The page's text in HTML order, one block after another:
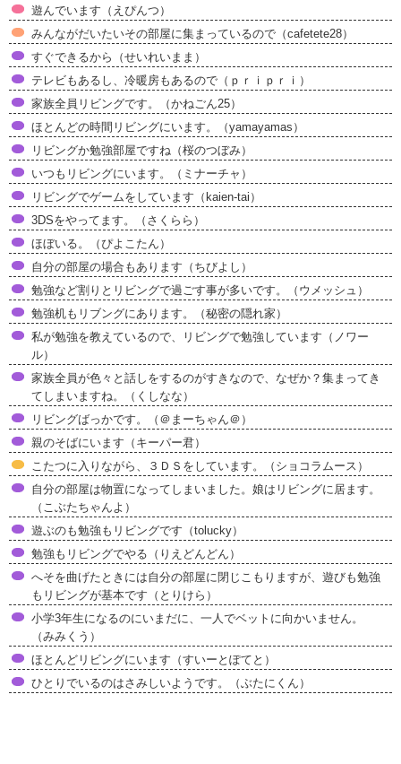
遊んでいます（えぴんつ）
みんながだいたいその部屋に集まっているので（cafetete28）
すぐできるから（せいれいまま）
テレビもあるし、冷暖房もあるので（ｐｒｉｐｒｉ）
家族全員リビングです。（かねごん25）
ほとんどの時間リビングにいます。（yamayamas）
リビングか勉強部屋ですね（桜のつぼみ）
いつもリビングにいます。（ミナーチャ）
リビングでゲームをしています（kaien-tai）
3DSをやってます。（さくらら）
ほぼいる。（ぴよこたん）
自分の部屋の場合もあります（ちびよし）
勉強など割りとリビングで過ごす事が多いです。（ウメッシュ）
勉強机もリブングにあります。（秘密の隠れ家）
私が勉強を教えているので、リビングで勉強しています（ノワー
ル）
家族全員が色々と話しをするのがすきなので、なぜか？集まってき
てしまいますね。（くしなな）
リビングばっかです。（＠まーちゃん＠）
親のそばにいます（キーパー君）
こたつに入りながら、３ＤＳをしています。（ショコラムース）
自分の部屋は物置になってしまいました。娘はリビングに居ます。
（こぶたちゃんよ）
遊ぶのも勉強もリビングです（tolucky）
勉強もリビングでやる（りえどんどん）
へそを曲げたときには自分の部屋に閉じこもりますが、遊びも勉強
もリビングが基本です（とりけら）
小学3年生になるのにいまだに、一人でベットに向かいません。
（みみくう）
ほとんどリビングにいます（すいーとぽてと）
ひとりでいるのはさみしいようです。（ぶたにくん）